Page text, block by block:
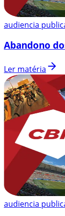
audiencia
Abandono
Ler matéria
audiencia